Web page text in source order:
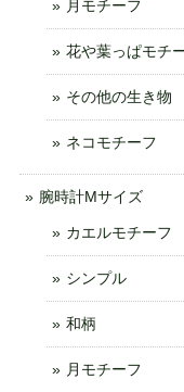
月モチーフ
花や葉っぱモチ
その他の生き物
ネコモチーフ
腕時計Mサイズ
カエルモチーフ
シンプル
和柄
月モチーフ